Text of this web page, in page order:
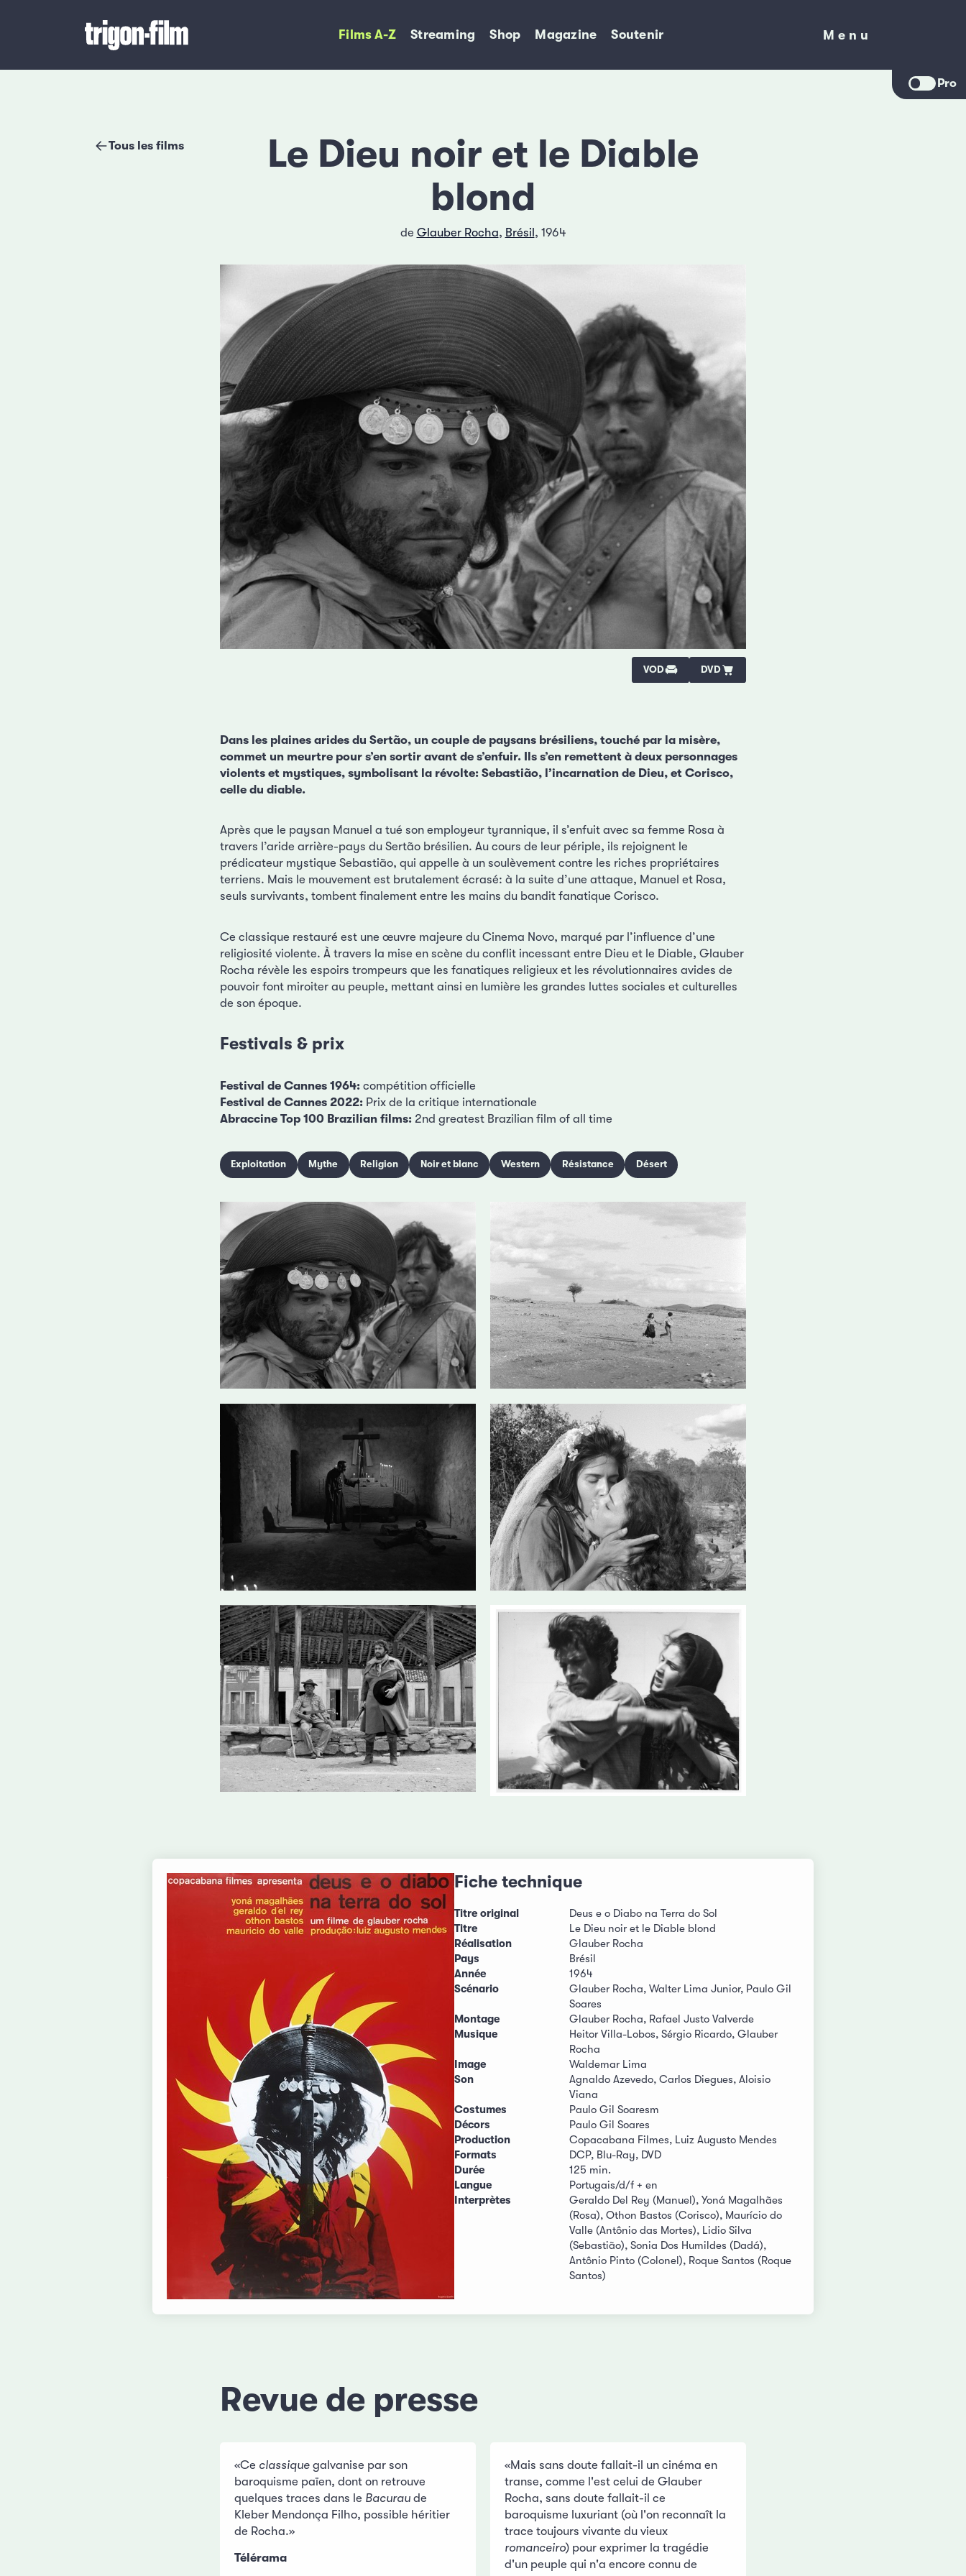
Films A-Z Streaming Shop Magazine Soutenir
Menu
Menu
Pro
Tous les films
Le Dieu noir et le Diable
blond
de Glauber Rocha, Brésil, 1964
VOD DVD
Dans les plaines arides du Sertão, un couple de paysans brésiliens, touché par la misère,
commet un meurtre pour s’en sortir avant de s’enfuir. Ils s’en remettent à deux personnages
violents et mystiques, symbolisant la révolte: Sebastião, l’incarnation de Dieu, et Corisco,
celle du diable.
Après que le paysan Manuel a tué son employeur tyrannique, il s’enfuit avec sa femme Rosa à
travers l’aride arrière-pays du Sertão brésilien. Au cours de leur périple, ils rejoignent le
prédicateur mystique Sebastião, qui appelle à un soulèvement contre les riches propriétaires
terriens. Mais le mouvement est brutalement écrasé: à la suite d’une attaque, Manuel et Rosa,
seuls survivants, tombent finalement entre les mains du bandit fanatique Corisco.
Ce classique restauré est une œuvre majeure du Cinema Novo, marqué par l’influence d’une
religiosité violente. À travers la mise en scène du conflit incessant entre Dieu et le Diable, Glauber
Rocha révèle les espoirs trompeurs que les fanatiques religieux et les révolutionnaires avides de
pouvoir font miroiter au peuple, mettant ainsi en lumière les grandes luttes sociales et culturelles
de son époque.
Festivals & prix
Festival de Cannes 1964: compétition officielle
Festival de Cannes 2022: Prix de la critique internationale
Abraccine Top 100 Brazilian films:2nd greatest Brazilian film of all time
Exploitation Mythe Religion Noir et blanc Western Résistance Désert
Fiche technique
Titre original
Deus e o Diabo na Terra do Sol
Titre
Le Dieu noir et le Diable blond
Réalisation
Glauber Rocha
Pays
Brésil
Année
1964
Scénario
Glauber Rocha, Walter Lima Junior, Paulo Gil
Soares
Montage
Glauber Rocha, Rafael Justo Valverde
Musique
Heitor Villa-Lobos, Sérgio Ricardo, Glauber
Rocha
Image
Waldemar Lima
Son
Agnaldo Azevedo, Carlos Diegues, Aloisio
Viana
Costumes
Paulo Gil Soaresm
Décors
Paulo Gil Soares
Production
Copacabana Filmes, Luiz Augusto Mendes
Formats
DCP, Blu-Ray, DVD
Durée
125 min.
Langue
Portugais/d/f + en
Interprètes
Geraldo Del Rey (Manuel), Yoná Magalhães
(Rosa), Othon Bastos (Corisco), Maurício do
Valle (Antônio das Mortes), Lidio Silva
(Sebastião), Sonia Dos Humildes (Dadá),
Antônio Pinto (Colonel), Roque Santos (Roque
Santos)
Revue de presse
«Ce classiquegalvanise par son
baroquisme païen, dont on retrouve
quelques traces dans le Bacurau de
Kleber Mendonça Filho, possible héritier
de Rocha.»
Télérama
«Mais sans doute fallait-il un cinéma en
transe, comme l'est celui de Glauber
Rocha, sans doute fallait-il ce
baroquisme luxuriant (où l'on reconnaît la
trace toujours vivante du vieux
romanceiro) pour exprimer la tragédie
d'un peuple qui n'a encore connu de